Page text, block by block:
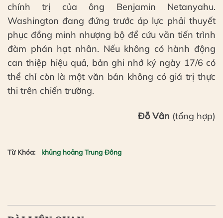
chính trị của ông Benjamin Netanyahu.
Washington đang đứng trước áp lực phải thuyết
phục đồng minh nhượng bộ để cứu vãn tiến trình
đàm phán hạt nhân. Nếu không có hành động
can thiệp hiệu quả, bản ghi nhớ ký ngày 17/6 có
thể chỉ còn là một văn bản không có giá trị thực
thi trên chiến trường.
Đỗ Vân (tổng hợp)
Từ Khóa: khủng hoảng Trung Đông